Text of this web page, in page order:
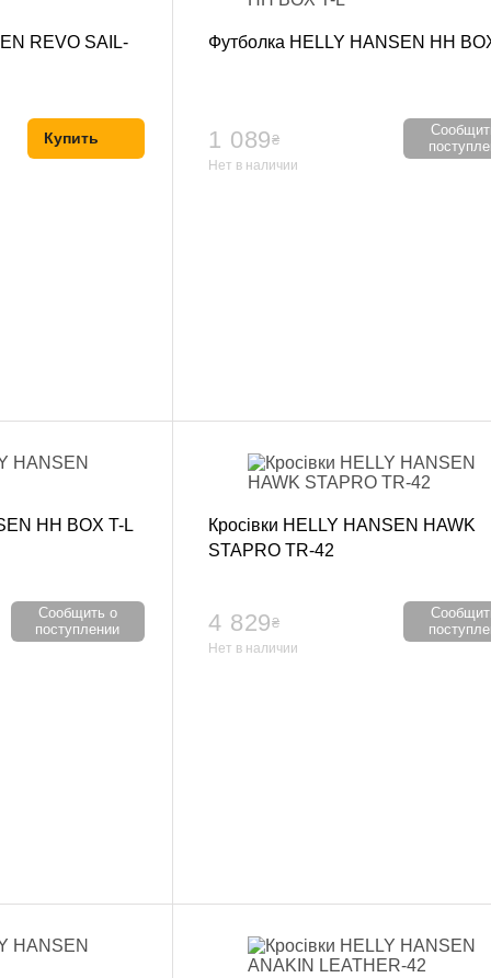
Фитнес
платформы, Bosu
бокса
REVO SAIL-
Купить
Футболка HELLY HANSEN HH
1 089₴
Нет в наличии
HH BOX T-L
Сообщить о
поступлении
Кросівки HELLY HANSEN HAWK
STAPRO TR-42
4 829₴
Нет в наличии